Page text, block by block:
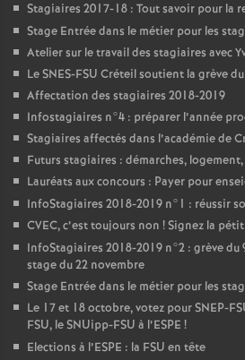
Stagiaires 2017-18 : Tout savoir pour la
Stage Entrée dans le métier pour les
Atelier sur le travail des stagiaires avec
LeSNES-FSU Créteil soutient la grève du
Affectation des stagiaires 2018-2019
Infostagiaires n°4 : préparer l’année
Stagiaires affectés dans l’académie de
Futurs stagiaires : démarches,
Lauréats aux concours : Payer pour
InfoStagiaires 2018-2019 n°1 : réussir
CVEC, c’est toujours non ! Signez la
InfoStagiaires 2018-2019 n°2 : grève
stage du 22 novembre
Stage Entrée dans le métier pour les
Le 17 et 18 octobre, votez pourSNEP-
FSU, le SNUipp-FSU à l’ESPE !
Elections à l’ESPE : la FSU en tête